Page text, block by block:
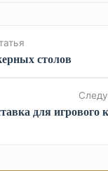
столов
для игрового